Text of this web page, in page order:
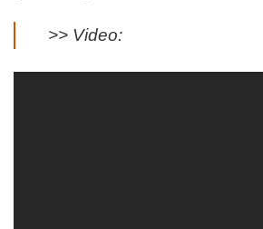
>> Video: